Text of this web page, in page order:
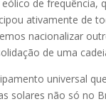
de
ativamente de
nacionalizar
de uma
universal
solares não só no